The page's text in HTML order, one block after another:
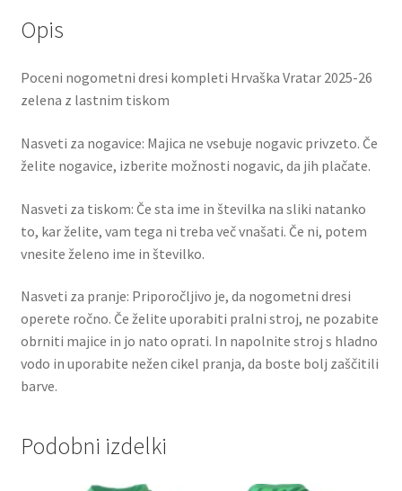
Opis
Poceni nogometni dresi kompleti Hrvaška Vratar 2025-26
zelena z lastnim tiskom
Nasveti za nogavice: Majica ne vsebuje nogavic privzeto. Če
želite nogavice, izberite možnosti nogavic, da jih plačate.
Nasveti za tiskom: Če sta ime in številka na sliki natanko
to, kar želite, vam tega ni treba več vnašati. Če ni, potem
vnesite želeno ime in številko.
Nasveti za pranje: Priporočljivo je, da nogometni dresi
operete ročno. Če želite uporabiti pralni stroj, ne pozabite
obrniti majice in jo nato oprati. In napolnite stroj s hladno
vodo in uporabite nežen cikel pranja, da boste bolj zaščitili
barve.
Podobni izdelki